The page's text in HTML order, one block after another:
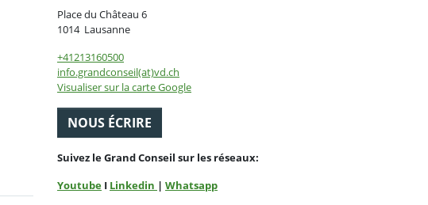
Place du Château 6
1014 LausanneSuisse
+41213160500
info.grandconseil(at)vd.ch
Visualiser sur la carte Google
NOUS ÉCRIRE
Suivez le Grand Conseil sur les réseaux:
Youtube I Linkedin | Whatsapp